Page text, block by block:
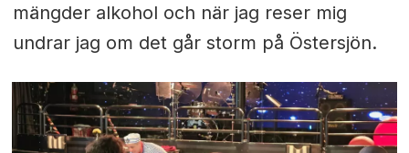
mängder alkohol och när jag reser mig
undrar jag om det går storm på Östersjön.